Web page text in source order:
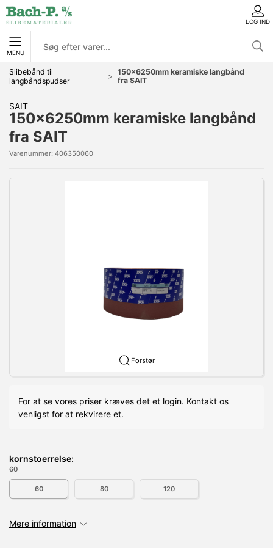
LOG IND
MENU
Slibebånd til
langbåndspudser
150x6250mm keramiske langbånd
fra SAIT
SAIT
150x6250mm keramiske langbånd
fra SAIT
Varenummer: 406350060
Forstør
For at se vores priser kræves det et login. Kontakt os
venligst for at rekvirere et.
kornstoerrelse:
60
60 80 120
Mere information